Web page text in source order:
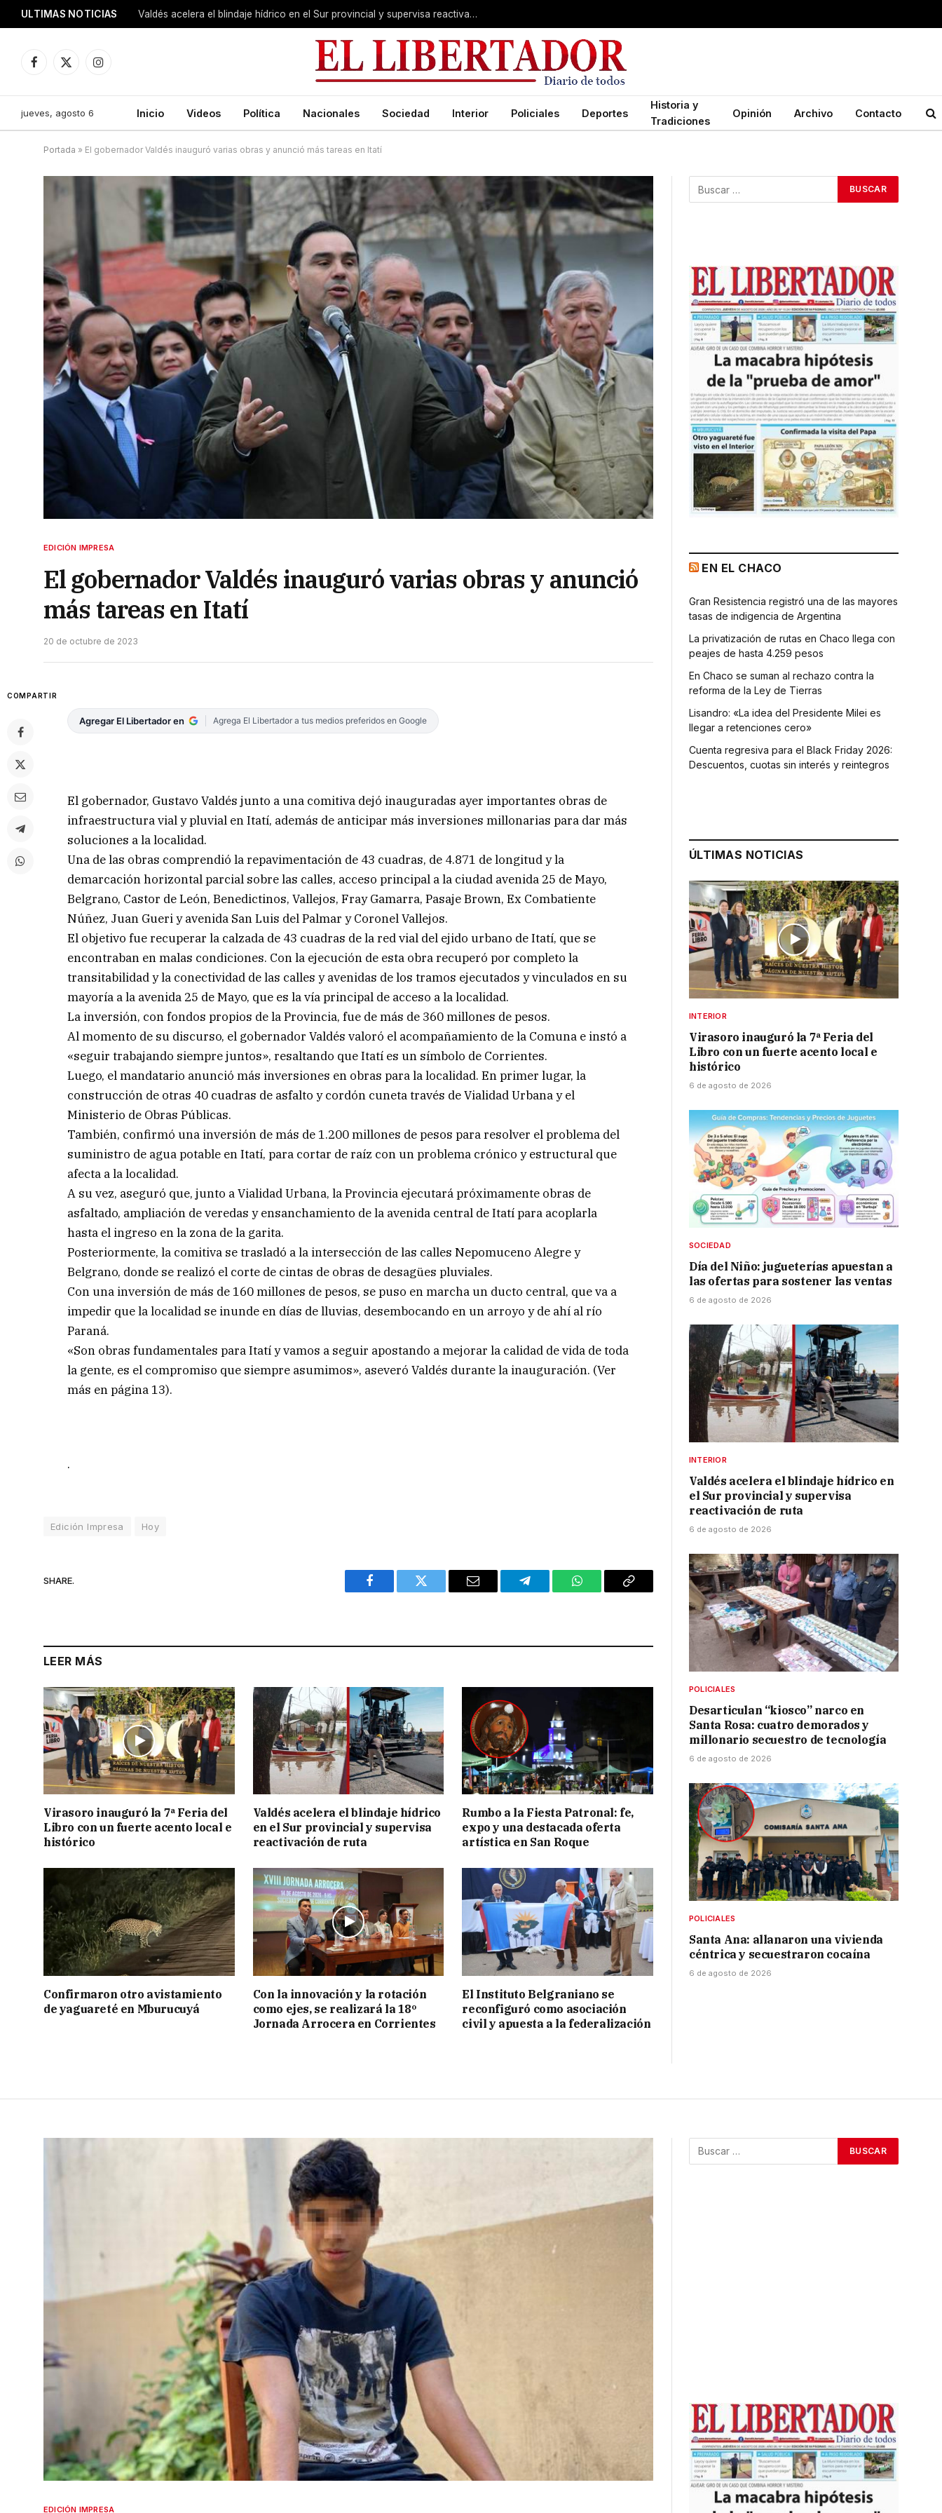
ULTIMAS NOTICIAS Valdés acelera el blindaje hídrico en el Sur provincial y supervisa reactivación de ruta
Facebook
X
Instagram
jueves, agosto 6 Inicio Videos Política Nacionales Sociedad Interior Policiales Deportes
Historia y
Tradiciones
Opinión Archivo Contacto
Portada » El gobernador Valdés inauguró varias obras y anunció más tareas en Itatí
EDICIÓN IMPRESA
El gobernador Valdés inauguró varias obras y anunció
más tareas en Itatí
20 de octubre de 2023
COMPARTIR
Agregar El Libertador en Agrega El Libertador a tus medios preferidos en Google
El gobernador, Gustavo Valdés junto a una comitiva dejó inauguradas ayer importantes obras de
infraestructura vial y pluvial en Itatí, además de anticipar más inversiones millonarias para dar más
soluciones a la localidad.
Una de las obras comprendió la repavimentación de 43 cuadras, de 4.871 de longitud y la
demarcación horizontal parcial sobre las calles, acceso principal a la ciudad avenida 25 de Mayo,
Belgrano, Castor de León, Benedictinos, Vallejos, Fray Gamarra, Pasaje Brown, Ex Combatiente
Núñez, Juan Gueri y avenida San Luis del Palmar y Coronel Vallejos.
El objetivo fue recuperar la calzada de 43 cuadras de la red vial del ejido urbano de Itatí, que se
encontraban en malas condiciones. Con la ejecución de esta obra recuperó por completo la
transitabilidad y la conectividad de las calles y avenidas de los tramos ejecutados y vinculados en su
mayoría a la avenida 25 de Mayo, que es la vía principal de acceso a la localidad.
La inversión, con fondos propios de la Provincia, fue de más de 360 millones de pesos.
Al momento de su discurso, el gobernador Valdés valoró el acompañamiento de la Comuna e instó a
«seguir trabajando siempre juntos», resaltando que Itatí es un símbolo de Corrientes.
Luego, el mandatario anunció más inversiones en obras para la localidad. En primer lugar, la
construcción de otras 40 cuadras de asfalto y cordón cuneta través de Vialidad Urbana y el
Ministerio de Obras Públicas.
También, confirmó una inversión de más de 1.200 millones de pesos para resolver el problema del
suministro de agua potable en Itatí, para cortar de raíz con un problema crónico y estructural que
afecta a la localidad.
A su vez, aseguró que, junto a Vialidad Urbana, la Provincia ejecutará próximamente obras de
asfaltado, ampliación de veredas y ensanchamiento de la avenida central de Itatí para acoplarla
hasta el ingreso en la zona de la garita.
Posteriormente, la comitiva se trasladó a la intersección de las calles Nepomuceno Alegre y
Belgrano, donde se realizó el corte de cintas de obras de desagües pluviales.
Con una inversión de más de 160 millones de pesos, se puso en marcha un ducto central, que va a
impedir que la localidad se inunde en días de lluvias, desembocando en un arroyo y de ahí al río
Paraná.
«Son obras fundamentales para Itatí y vamos a seguir apostando a mejorar la calidad de vida de toda
la gente, es el compromiso que siempre asumimos», aseveró Valdés durante la inauguración. (Ver
más en página 13).
.
Edición Impresa Hoy
SHARE.
Facebook Twitter Email Telegram WhatsAppCopy
LEER MÁS
Virasoro inauguró la 7ª Feria del
Libro con un fuerte acento local e
histórico
Valdés acelera el blindaje hídrico
en el Sur provincial y supervisa
reactivación de ruta
Rumbo a la Fiesta Patronal: fe,
expo y una destacada oferta
artística en San Roque
Confirmaron otro avistamiento
de yaguareté en Mburucuyá
Con la innovación y la rotación
como ejes, se realizará la 18º
Jornada Arrocera en Corrientes
El Instituto Belgraniano se
reconfiguró como asociación
civil y apuesta a la federalización
EN EL CHACO
Gran Resistencia registró una de las mayores
tasas de indigencia de Argentina
La privatización de rutas en Chaco llega con
peajes de hasta 4.259 pesos
En Chaco se suman al rechazo contra la
reforma de la Ley de Tierras
Lisandro: «La idea del Presidente Milei es
llegar a retenciones cero»
Cuenta regresiva para el Black Friday 2026:
Descuentos, cuotas sin interés y reintegros
ÚLTIMAS NOTICIAS
INTERIOR
Virasoro inauguró la 7ª Feria del
Libro con un fuerte acento local e
histórico
6 de agosto de 2026
SOCIEDAD
Día del Niño: jugueterías apuestan a
las ofertas para sostener las ventas
6 de agosto de 2026
INTERIOR
Valdés acelera el blindaje hídrico en
el Sur provincial y supervisa
reactivación de ruta
6 de agosto de 2026
POLICIALES
Desarticulan “kiosco” narco en
Santa Rosa: cuatro demorados y
millonario secuestro de tecnología
6 de agosto de 2026
POLICIALES
Santa Ana: allanaron una vivienda
céntrica y secuestraron cocaína
6 de agosto de 2026
EDICIÓN IMPRESA